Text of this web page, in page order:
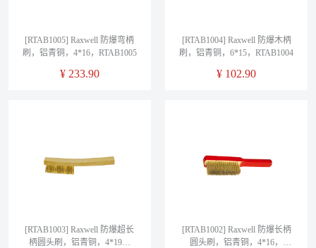
[RTAB1005] Raxwell 防爆弯柄
刷，铝青铜，4*16，RTAB1005
¥ 233.90
[RTAB1004] Raxwell 防爆木柄
刷，铝青铜，6*15，RTAB1004
¥ 102.90
[RTAB1003] Raxwell 防爆超长
柄圆头刷，铝青铜，4*19，
[RTAB1002] Raxwell 防爆长柄
圆头刷，铝青铜，4*16，